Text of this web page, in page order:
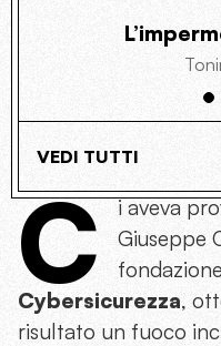
VEDI TUTTI
C
i aveva
Giuseppe
Cybersicurezza,
risultato un fuoco